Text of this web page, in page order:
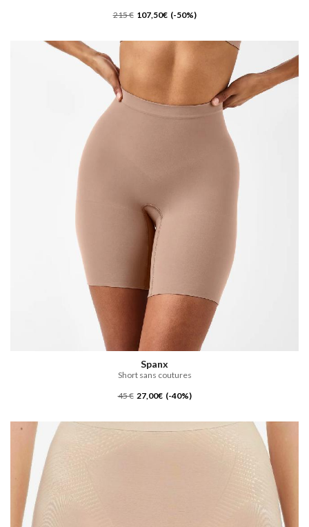
215 € 107,50€ (-50%)
Spanx
Short sans coutures
45 € 27,00€ (-40%)